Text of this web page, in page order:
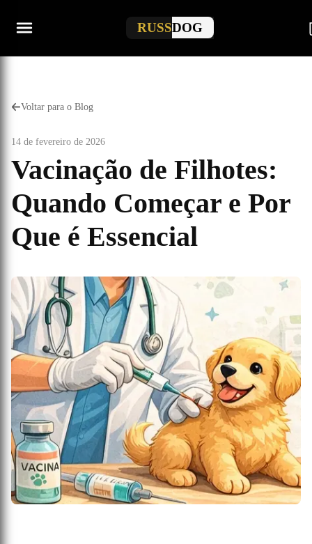
RUSSDOG
Voltar para o Blog
14 de fevereiro de 2026
Vacinação de Filhotes:
Quando Começar e Por
Que é Essencial